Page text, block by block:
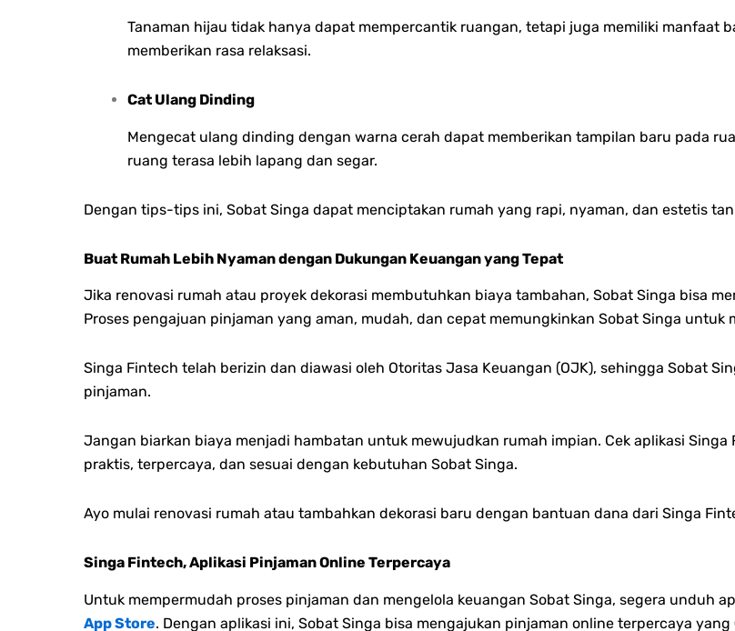
Tanaman hijau tidak hanya dapat mempercantik ruangan, tetapi juga memiliki manfaat
memberikan rasa relaksasi.
Cat Ulang Dinding
Mengecat ulang dinding dengan warna cerah dapat memberikan tampilan baru pada
ruang terasa lebih lapang dan segar.
Dengan tips-tips ini, Sobat Singa dapat menciptakan rumah yang rapi, nyaman, dan estetis
Buat Rumah Lebih Nyaman dengan Dukungan Keuangan yang Tepat
Jika renovasi rumah atau proyek dekorasi membutuhkan biaya tambahan, Sobat Singa bisa
Proses pengajuan pinjaman yang aman, mudah, dan cepat memungkinkan Sobat Singa
Singa Fintech telah berizin dan diawasi oleh Otoritas Jasa Keuangan (OJK), sehingga Sobat
pinjaman.
Jangan biarkan biaya menjadi hambatan untuk mewujudkan rumah impian. Cek aplikasi
praktis, terpercaya, dan sesuai dengan kebutuhan Sobat Singa.
Ayo mulai renovasi rumah atau tambahkan dekorasi baru dengan bantuan dana dari Singa
Singa Fintech, Aplikasi Pinjaman Online Terpercaya
Untuk mempermudah proses pinjaman dan mengelola keuangan Sobat Singa, segera unduh
App Store. Dengan aplikasi ini, Sobat Singa bisa mengajukan pinjaman online terpercaya yang